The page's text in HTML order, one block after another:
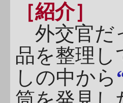
［紹介］
外交官だ
品を整理し
しの中から